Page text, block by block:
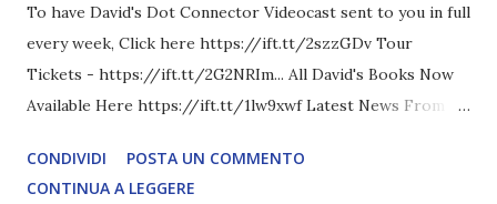
To have David's Dot Connector Videocast sent to you in full
every week, Click here https://ift.tt/2szzGDv Tour
Tickets - https://ift.tt/2G2NRIm... All David's Books Now
Available Here https://ift.tt/1lw9xwf Latest News From
COMPLETO - fonte
CONDIVIDI
POSTA UN COMMENTO
CONTINUA A LEGGERE